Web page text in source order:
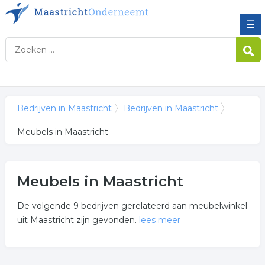
☰
Bedrijven in Maastricht Bedrijven in Maastricht
Meubels in Maastricht
Meubels in Maastricht
De volgende 9 bedrijven gerelateerd aan meubelwinkel
uit Maastricht zijn gevonden. lees meer